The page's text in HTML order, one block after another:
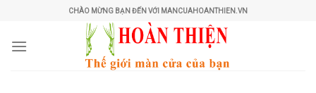
content
CHÀO MỪNG BẠN ĐẾN VỚI MANCUAHOANTHIEN.VN